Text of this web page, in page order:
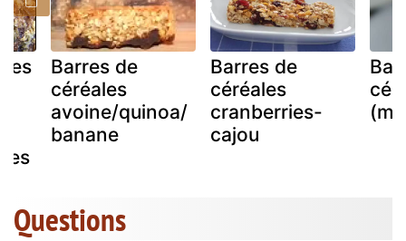
Barres de
céréales
avoine/quinoa/
banane
Barres de
céréales
cranberries-
cajou
Questions